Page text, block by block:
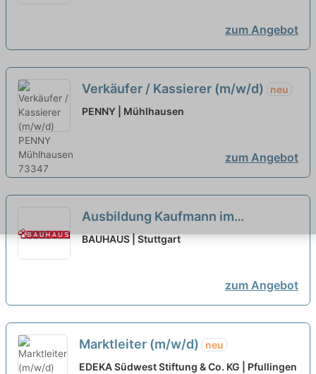
zum Angebot
Verkäufer / Kassierer (m/w/d)
neu
PENNY | Mühlhausen
zum Angebot
Ausbildung Kaufmann im
Einzelhandel oder Verkäufer
BAUHAUS | Stuttgart
zum Angebot
Marktleiter (m/w/d)
neu
EDEKA Südwest Stiftung & Co. KG | Pfullingen